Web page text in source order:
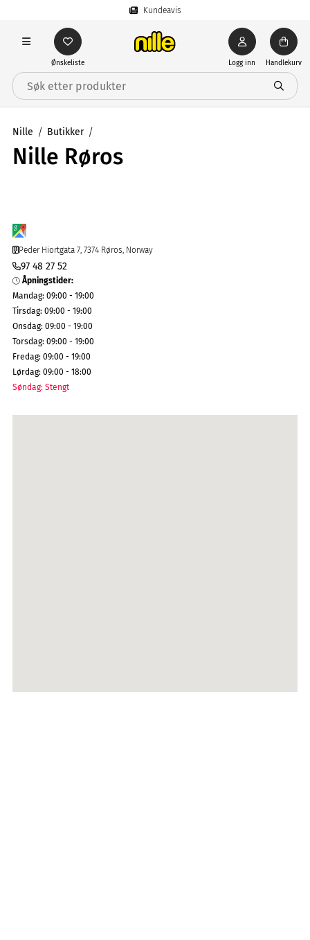
Kundeavis
Ønskeliste Logg inn Handlekurv
Nille Butikker
Nille Røros
Peder Hiortgata 7, 7374 Røros, Norway
97 48 27 52
Åpningstider:
Mandag: 09:00 - 19:00
Tirsdag: 09:00 - 19:00
Onsdag: 09:00 - 19:00
Torsdag: 09:00 - 19:00
Fredag: 09:00 - 19:00
Lørdag: 09:00 - 18:00
Søndag: Stengt